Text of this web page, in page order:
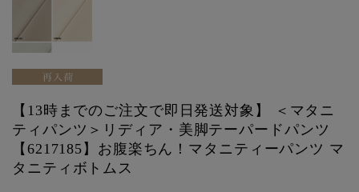
【13時までのご注文で即日発送対象】 ＜マタニ
ティパンツ＞リディア・美脚テーパードパンツ
【6217185】お腹楽ちん！マタニティーパンツ マ
タニティボトムス